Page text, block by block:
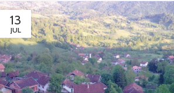
13
JUL